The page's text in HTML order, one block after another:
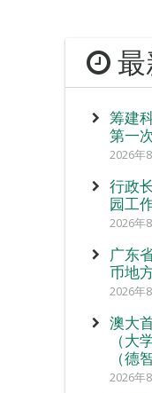
筹建
第一
2026年
行政
园工
2026年
广东
币地
2026年
澳大
（
（德
2026年